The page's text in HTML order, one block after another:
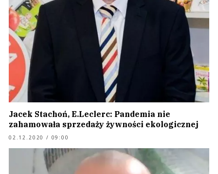
Jacek Stachoń, E.Leclerc: Pandemia nie
zahamowała sprzedaży żywności ekologicznej
02.12.2020 / 09:00